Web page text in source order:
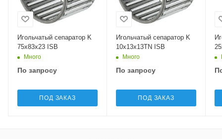
Игольчатый сепаратор K
75x83x23 ISB
Много
По запросу
ПОД ЗАКАЗ
Игольчатый сепаратор K
10x13x13TN ISB
Много
По запросу
ПОД ЗАКАЗ